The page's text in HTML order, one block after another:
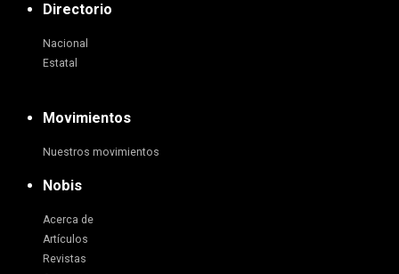
Directorio
Nacional
Estatal
Movimientos
Nuestros movimientos
Nobis
Acerca de
Artículos
Revistas